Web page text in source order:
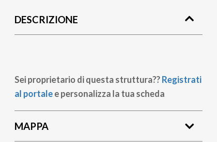
pane
DESCRIZIONE
Sei proprietario di questa struttura??Registrati
al portalee personalizza la tua scheda
MAPPA